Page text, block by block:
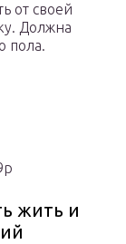
от своей
Должна
пола.
жить и